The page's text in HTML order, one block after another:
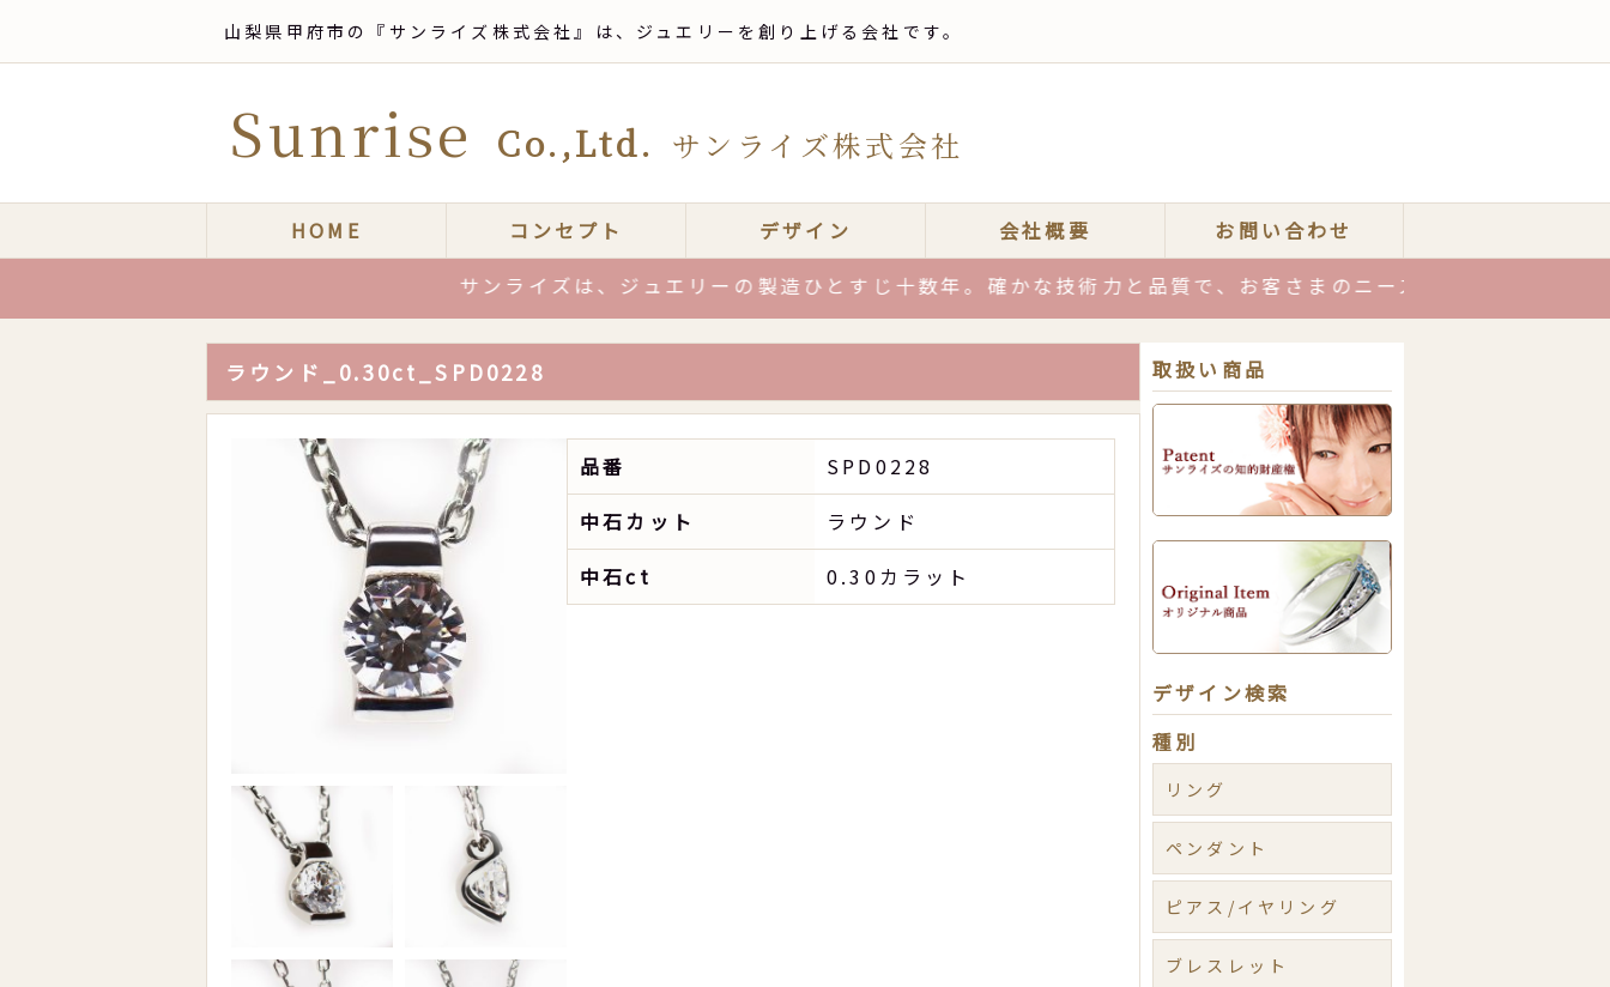
山梨県甲府市の『サンライズ株式会社』は、ジュエリーを創り上げる会社です。
Sunrise Co.,Ltd. サンライズ株式会社
HOME コンセプト デザイン 会社概要
お問い合わせ
サンライズは、ジュエリーの製造ひとすじ十数年。確かな技術力と品質で、お客さまのニーズにお応えします！お気
ラウンド_0.30ct_SPD0228
品番
SPD0228
中石カット
ラウンド
中石ct
0.30カラット
取扱い商品
デザイン検索
種別
リング
ペンダント
ピアス/イヤリング
ブレスレット